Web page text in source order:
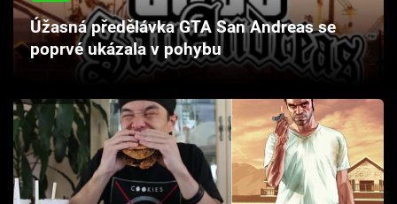
Pořady
TV Program
Sledujte prima+
Přihlášení
Úžasná předělávka GTA San Andreas se
poprvé ukázala v pohybu